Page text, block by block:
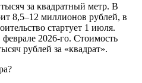
за квадратный метр. В
8,5–12 миллионов рублей, в
стартует 1 июля.
2026-го. Стоимость
рублей за «квадрат».